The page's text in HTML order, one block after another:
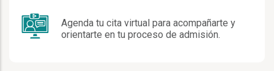
Agenda tu cita virtual para acompañarte y
orientarte en tu proceso de admisión.